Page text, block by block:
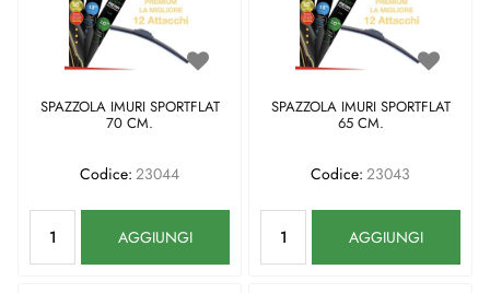
SPAZZOLA IMURI SPORTFLAT
70 CM.
Codice: 23044
AGGIUNGI
SPAZZOLA IMURI SPORTFLAT
65 CM.
Codice: 23043
AGGIUNGI